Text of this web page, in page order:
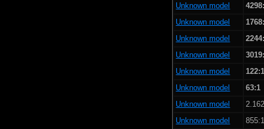
Unknown model
Unknown model
Unknown model
Unknown model
Unknown model
Unknown model
63:1
Unknown model
Unknown model